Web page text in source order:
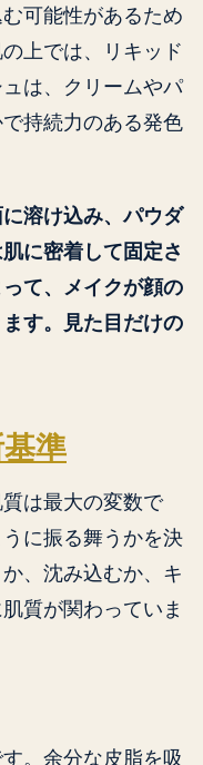
可能性があるため
上では、リキッド
は、クリームやパ
持続力のある発色
溶け込み、パウダ
に密着して固定さ
て、メイクが顔の
す。見た目だけの
準
は最大の変数で
に振る舞うかを決
、沈み込むか、キ
質が関わっていま
。余分な皮脂を吸